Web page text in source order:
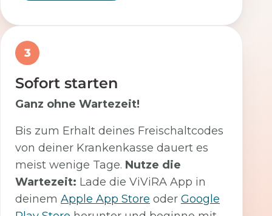
3
Sofort starten
Ganz ohne Wartezeit!
Bis zum Erhalt deines Freischaltcodes
von deiner Krankenkasse dauert es
meist wenige Tage. Nutze die
Wartezeit: Lade die ViViRA App in
deinem Apple App Store oder Google